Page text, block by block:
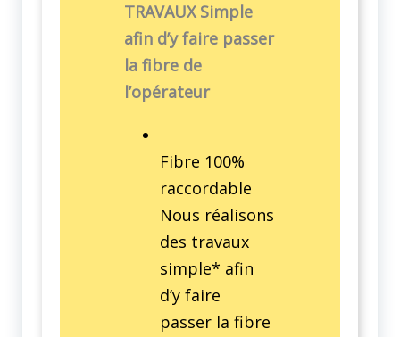
TRAVAUX Simple
afin d’y faire passer
la fibre de
l’opérateur
Fibre 100%
raccordable
Nous réalisons
des travaux
simple* afin
d’y faire
passer la fibre